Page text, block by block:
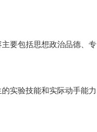
要包括思想政治品德、专
实验技能和实际动手能力